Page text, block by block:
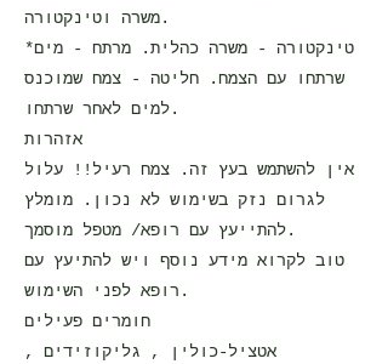
משרה וטינקטורה.
*טינקטורה - משרה כהלית. מרתח - מים
שרתחו עם הצמח. חליטה - צמח שמוכנס
למים לאחר שרתחו.
אזהרות
אין להשתמש בעץ זה. צמח רעיל!! עלול
לגרום נזק בשימוש לא נכון. מומלץ
להתייעץ עם רופא/ מטפל מוסמך.
טוב לקרוא מידע נוסף ויש להתיעץ עם
רופא לפני השימוש.
חומרים פעילים
אטציל-כולין , גליקוזידים ,